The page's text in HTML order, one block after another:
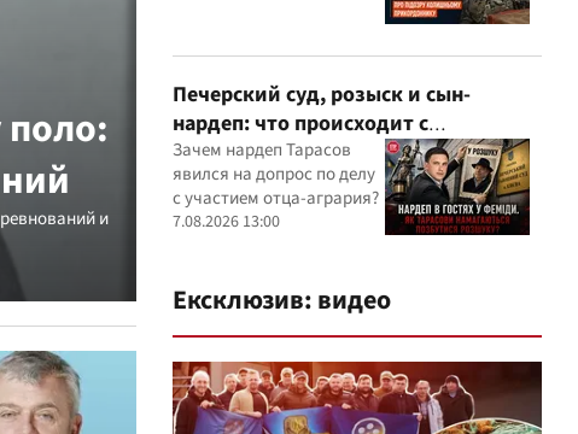
и
Печерский суд, розыск и сын-
нардеп: что происходит с
уголовными производствами с
участием агробарона Тарасова?
Зачем нардеп Тарасов
явился на допрос по делу
с участием отца-агрария?
7.08.2026 13:00
Ексклюзив: видео